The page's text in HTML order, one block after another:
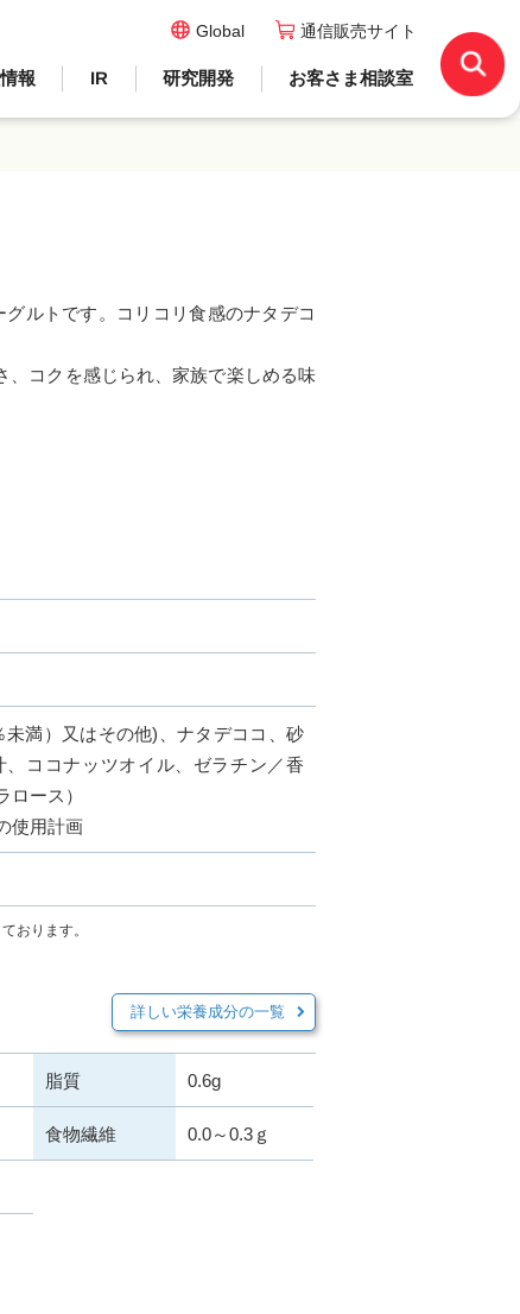
報 IR 研究開発 お客さま相談室
Global 通信販売サイト
ルトです。コリコリ食感のナタデコ
、コクを感じられ、家族で楽しめる味
満）又はその他)、ナタデココ、砂
ココナッツオイル、ゼラチン／香
ース）
使用計画
おります。
詳しい栄養成分の一覧
脂質 0.6g
食物繊維 0.0～0.3ｇ